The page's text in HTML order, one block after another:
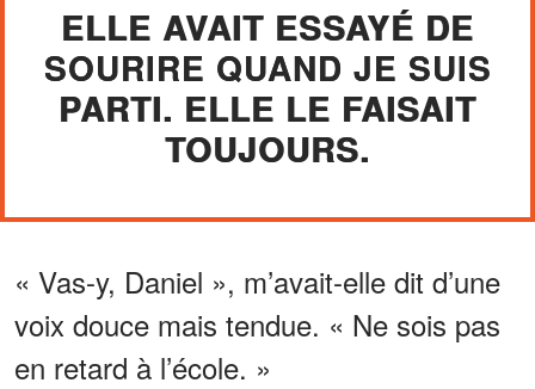
ELLE AVAIT ESSAYÉ DE
SOURIRE QUAND JE SUIS
PARTI. ELLE LE FAISAIT
TOUJOURS.
« Vas-y, Daniel », m’avait-elle dit d’une
voix douce mais tendue. « Ne sois pas
en retard à l’école. »